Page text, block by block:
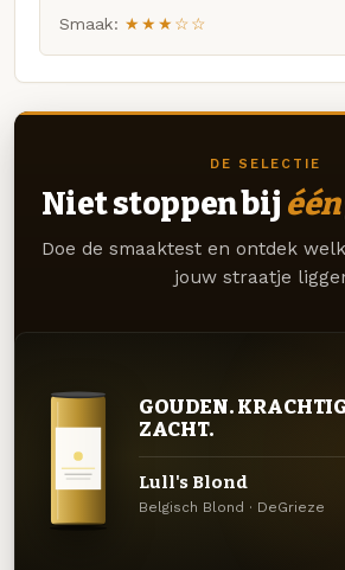
Smaak: ★★★☆☆
DE SELECTIE
Niet stoppen bij één
Doe de smaaktest en ontdek
jouw straatje
GOUDEN.
ZACHT.
Lull's Blond
Belgisch Blond · DeGrieze